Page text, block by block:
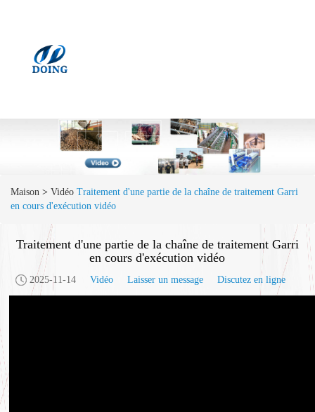
Maison > Vidéo Traitement d'une partie de la chaîne de traitement Garri
en cours d'exécution vidéo
Traitement d'une partie de la chaîne de traitement Garri
en cours d'exécution vidéo
2025-11-14 Vidéo Laisser un message Discutez en ligne